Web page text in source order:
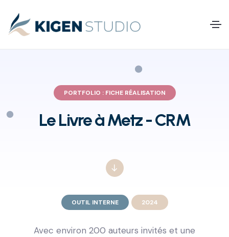
PORTFOLIO : FICHE RÉALISATION
Le Livre à Metz - CRM
OUTIL INTERNE 2024
Avec environ 200 auteurs invités et une